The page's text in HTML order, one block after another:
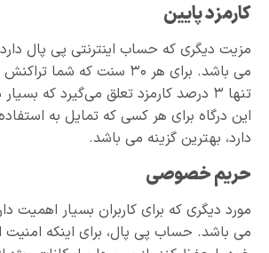
کارمزد پایین
مزیت دیگری که حساب اینترنتی پی پال
می باشد. برای هر ۳۰ سنت که
تنها ۳ درصد کارمزد تعلق می‌گیرد که
این درگاه برای هر کسی که تمایل به
دارد، بهترین گزینه می باشد.
حریم خصوصی
مورد دیگری که برای کاربران بسیار اهمیت
می باشد. حساب پی پال، برای اینکه امنیت